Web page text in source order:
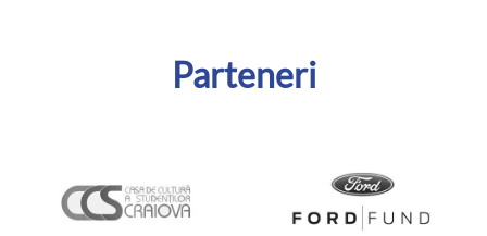
Parteneri